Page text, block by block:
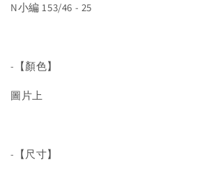
N小編 153/46 - 25
-【顏色】
圖片上
-【尺寸】